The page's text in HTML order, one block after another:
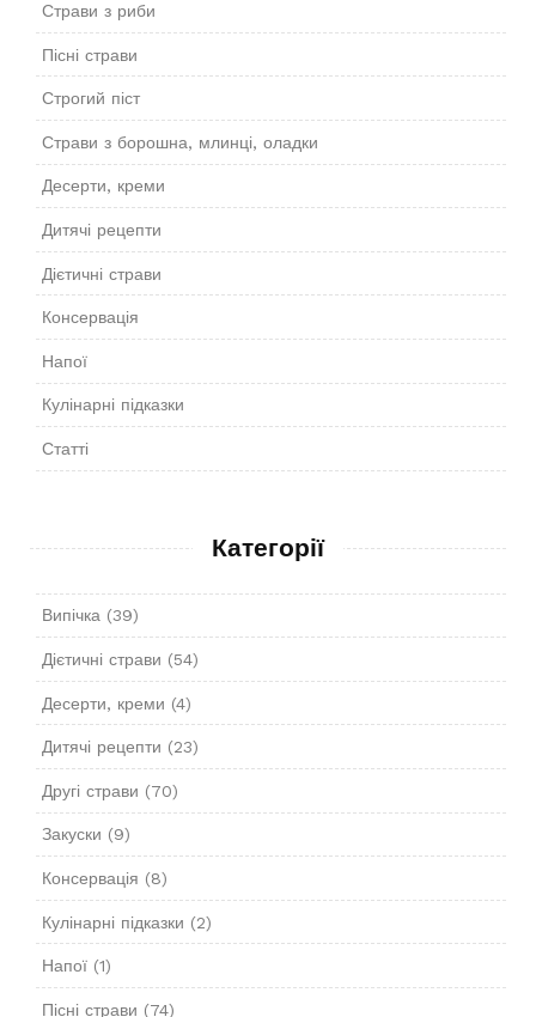
Страви з риби
Пісні страви
Строгий піст
Страви з борошна, млинці, оладки
Десерти, креми
Дитячі рецепти
Дієтичні страви
Консервація
Напої
Кулінарні підказки
Статті
Категорії
Випічка(39)
Дієтичні страви (54)
Десерти, креми (4)
Дитячі рецепти (23)
Другі страви (70)
Закуски (9)
Консервація (8)
Кулінарні підказки (2)
Напої(1)
Пісні страви (74)